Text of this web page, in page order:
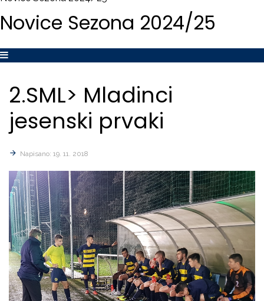
Novice Sezona 2024/25
2.SML> Mladinci
jesenski prvaki
Napisano: 19. 11. 2018